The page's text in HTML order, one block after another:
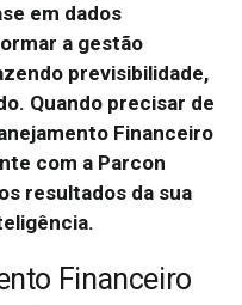
em dados
a gestão
previsibilidade,
Quando precisar de
Financeiro
com a Parcon
resultados da sua
Financeiro